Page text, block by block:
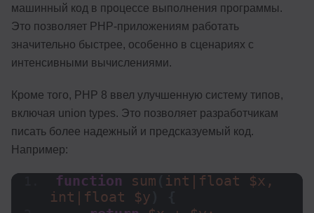
машинный код в процессе выполнения программы.
Это позволяет PHP-приложениям работать
значительно быстрее, особенно в сценариях с
интенсивными вычислениями.
Кроме того, PHP 8 ввел улучшенную систему типов,
включая union types. Это позволяет разработчикам
писать более надежный и предсказуемый код.
Например:
function sum
int|float $x,
int|float $y